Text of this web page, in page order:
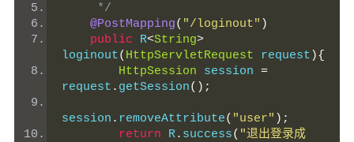
     */
@PostMapping( "/loginout" )
public R<String>
loginout( HttpServletRequest request ){
HttpSession session =
request . getSession();
session . removeAttribute( "user" );
return R. success( "退出登录成